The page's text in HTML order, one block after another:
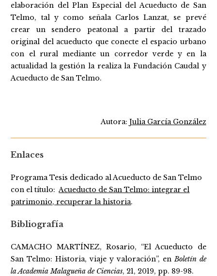
elaboración del Plan Especial del Acueducto de San
Telmo, tal y como señala Carlos Lanzat, se prevé
crear un sendero peatonal a partir del trazado
original del acueducto que conecte el espacio urbano
con el rural mediante un corredor verde y en la
actualidad la gestión la realiza la Fundación Caudal y
Acueducto de San Telmo.
Autora: Julia García González
Enlaces
Programa Tesis dedicado al Acueducto de San Telmo
con el título:Acueducto de San Telmo: integrar el
patrimonio, recuperar la historia.
Bibliografía
CAMACHO MARTÍNEZ, Rosario, “El Acueducto de
San Telmo: Historia, viaje y valoración”, enBoletín de
la Academia Malagueña de Ciencias, 21, 2019, pp. 89-98.